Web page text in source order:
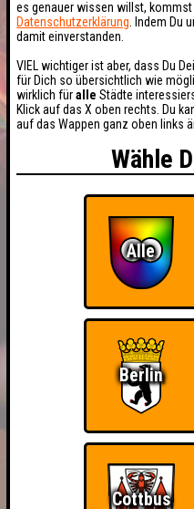
es genauer wissen willst, kommst
Datenschutzerklärung . Indem Du
damit einverstanden.
VIEL wichtiger ist aber, dass Du
für Dich so übersichtlich wie
wirklich füralle Städte
Klick auf das X oben rechts. Du
auf das Wappen ganz oben links
Wähle
Alle
Berlin
Cottbus